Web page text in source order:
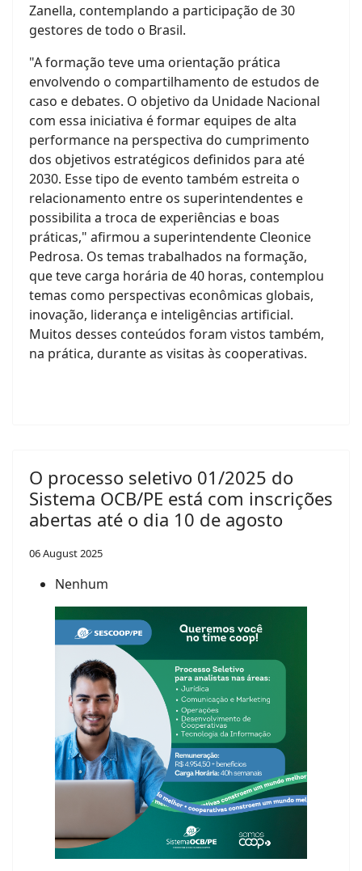
Zanella, contemplando a participação de 30
gestores de todo o Brasil.
"A formação teve uma orientação prática
envolvendo o compartilhamento de estudos de
caso e debates. O objetivo da Unidade Nacional
com essa iniciativa é formar equipes de alta
performance na perspectiva do cumprimento
dos objetivos estratégicos definidos para até
2030. Esse tipo de evento também estreita o
relacionamento entre os superintendentes e
possibilita a troca de experiências e boas
práticas," afirmou a superintendente Cleonice
Pedrosa. Os temas trabalhados na formação,
que teve carga horária de 40 horas, contemplou
temas como perspectivas econômicas globais,
inovação, liderança e inteligências artificial.
Muitos desses conteúdos foram vistos também,
na prática, durante as visitas às cooperativas.
O processo seletivo 01/2025 do
Sistema OCB/PE está com inscrições
abertas até o dia 10 de agosto
06 August 2025
Nenhum